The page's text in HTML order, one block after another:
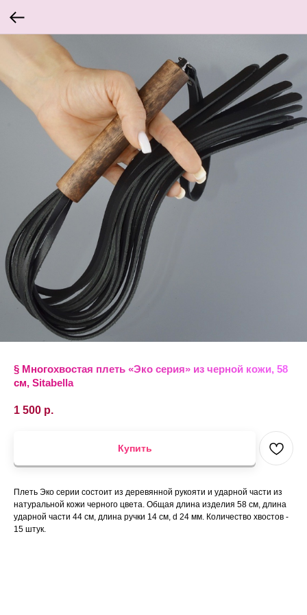
§ Многохвостая плеть «Эко серия» из черной кожи, 58
см, Sitabella
1 500 р.
Купить
Плеть Эко серии состоит из деревянной рукояти и ударной части из
натуральной кожи черного цвета. Общая длина изделия 58 см, длина
ударной части 44 см, длина ручки 14 см, d 24 мм. Количество хвостов -
15 штук.